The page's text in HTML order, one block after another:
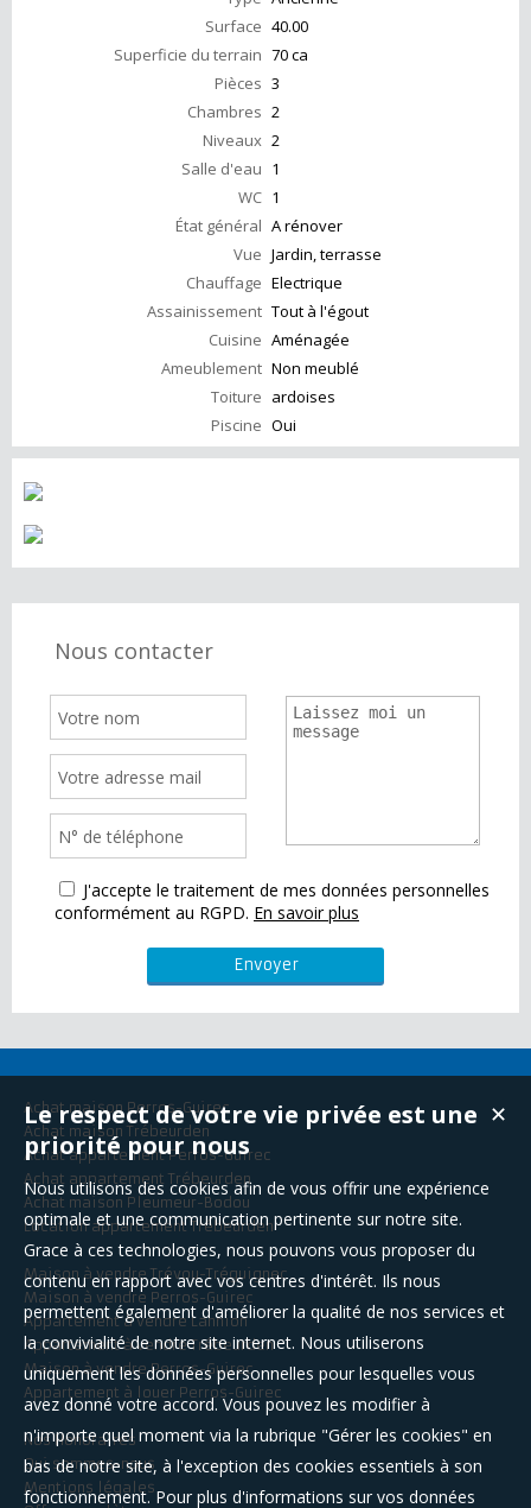
Surface 40.00
Superficie du terrain 70 ca
Pièces 3
Chambres 2
Niveaux 2
Salle d'eau 1
WC 1
État général A rénover
Vue Jardin, terrasse
Chauffage Electrique
Assainissement Tout à l'égout
Cuisine Aménagée
Ameublement Non meublé
Toiture ardoises
Piscine Oui
Nous contacter
J'accepte le traitement de mes données personnelles
conformément au RGPD. En savoir plus
Achat maison Perros-Guirec
Achat maison Trébeurden
Achat appartement Perros-Guirec
Achat appartement Trébeurden
Achat maison Pleumeur-Bodou
Location appartement Trébeurden
Maison à vendre Trévou-Tréguignec
Maison à vendre Perros-Guirec
Appartement à vendre Lannion
Appartement à vendre Trébeurden
Maison à vendre Perros-Guirec
Appartement à louer Perros-Guirec
Nos Honoraires
Qui sommes-nous
Mentions légales
✕
Le respect de votre vie privée est une
priorité pour nous
Nous utilisons des cookies afin de vous offrir une expérience
optimale et une communication pertinente sur notre site.
Grace à ces technologies, nous pouvons vous proposer du
contenu en rapport avec vos centres d'intérêt. Ils nous
permettent également d'améliorer la qualité de nos services et
la convivialité de notre site internet. Nous utiliserons
uniquement les données personnelles pour lesquelles vous
avez donné votre accord. Vous pouvez les modifier à
n'importe quel moment via la rubrique "Gérer les cookies" en
bas de notre site, à l'exception des cookies essentiels à son
fonctionnement. Pour plus d'informations sur vos données